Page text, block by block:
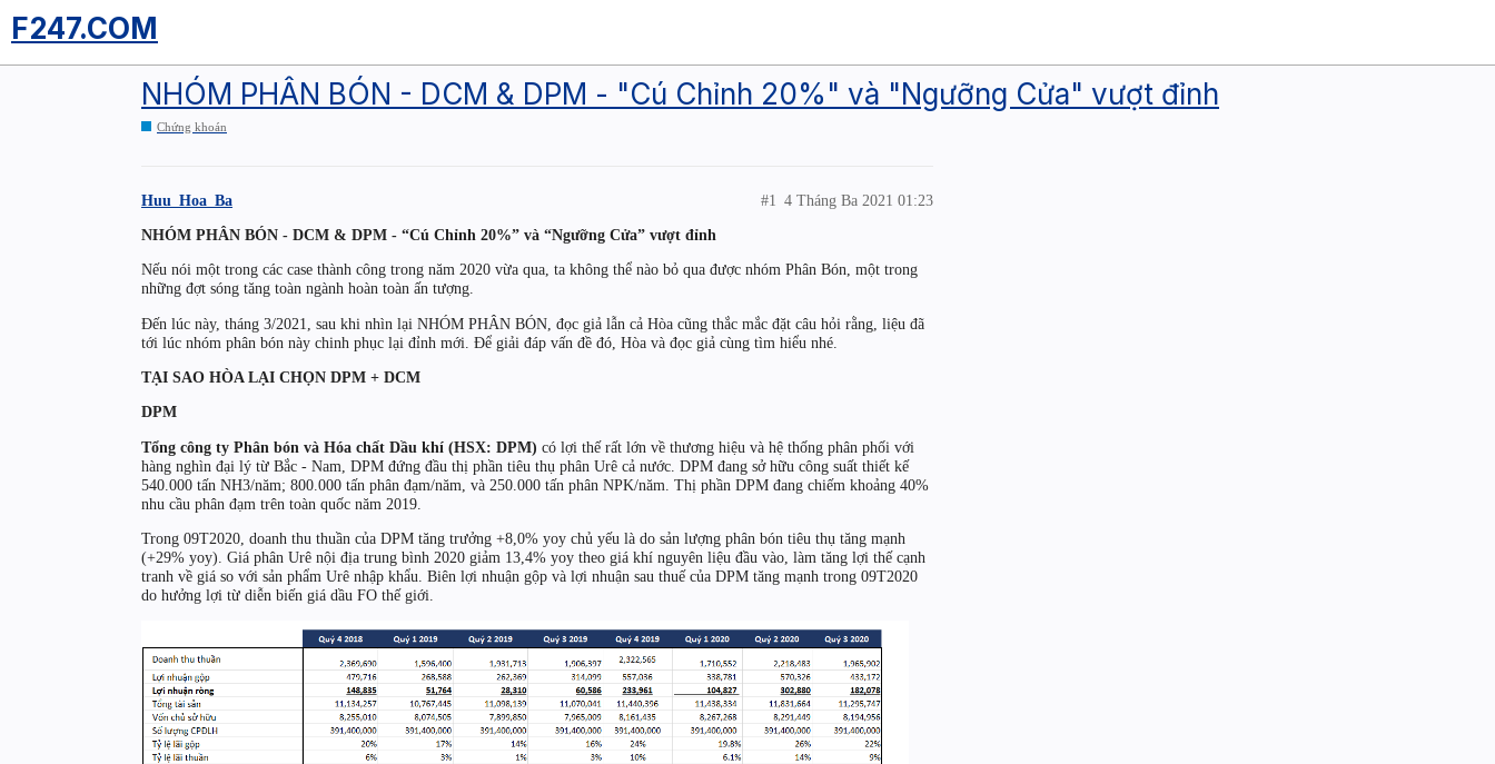
F247.COM
NHÓM PHÂN BÓN - DCM & DPM - "Cú Chỉnh 20%" và "Ngưỡng Cửa" vượt đỉnh
Chứng khoán
Huu_Hoa_Ba 4 Tháng Ba 2021 01:23
#1
NHÓM PHÂN BÓN - DCM & DPM - “Cú Chỉnh 20%” và “Ngưỡng Cửa” vượt đỉnh
Nếu nói một trong các case thành công trong năm 2020 vừa qua, ta không thể nào bỏ qua được nhóm Phân Bón, một trong
những đợt sóng tăng toàn ngành hoàn toàn ấn tượng.
Đến lúc này, tháng 3/2021, sau khi nhìn lại NHÓM PHÂN BÓN, đọc giả lẫn cả Hòa cũng thắc mắc đặt câu hỏi rằng, liệu đã
tới lúc nhóm phân bón này chinh phục lại đỉnh mới. Để giải đáp vấn đề đó, Hòa và đọc giả cùng tìm hiểu nhé.
TẠI SAO HÒA LẠI CHỌN DPM + DCM
DPM
Tổng công ty Phân bón và Hóa chất Dầu khí (HSX: DPM) có lợi thế rất lớn về thương hiệu và hệ thống phân phối với
hàng nghìn đại lý từ Bắc - Nam, DPM đứng đầu thị phần tiêu thụ phân Urê cả nước. DPM đang sở hữu công suất thiết kế
540.000 tấn NH3/năm; 800.000 tấn phân đạm/năm, và 250.000 tấn phân NPK/năm. Thị phần DPM đang chiếm khoảng 40%
nhu cầu phân đạm trên toàn quốc năm 2019.
Trong 09T2020, doanh thu thuần của DPM tăng trưởng +8,0% yoy chủ yếu là do sản lượng phân bón tiêu thụ tăng mạnh
(+29% yoy). Giá phân Urê nội địa trung bình 2020 giảm 13,4% yoy theo giá khí nguyên liệu đầu vào, làm tăng lợi thế cạnh
tranh về giá so với sản phẩm Urê nhập khẩu. Biên lợi nhuận gộp và lợi nhuận sau thuế của DPM tăng mạnh trong 09T2020
do hưởng lợi từ diễn biến giá dầu FO thế giới.